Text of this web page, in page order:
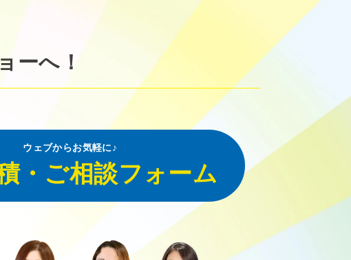
ーへ！
ウェブからお気軽に♪
・ご相談フォーム